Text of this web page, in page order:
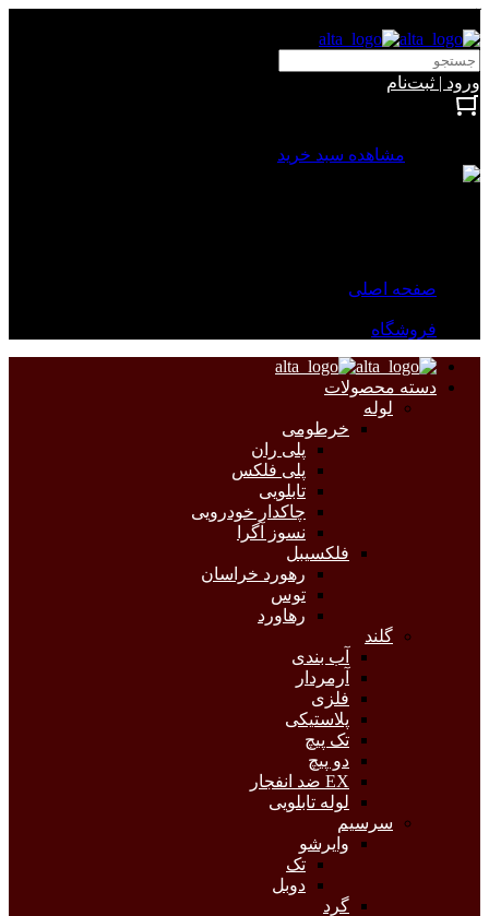
ورود | ثبت‌نام
مشاهده سبد خرید
صفحه اصلی
فروشگاه
دسته محصولات
لوله
خرطومی
پلی ران
پلی فلکس
تابلویی
چاکدار خودرویی
نسوز آگرا
فلکسیبل
رهورد خراسان
توس
رهاورد
گلند
آب بندی
آرمردار
فلزی
پلاستیکی
تک پیچ
دو پیچ
EX ضد انفجار
لوله تابلویی
سرسیم
وایرشو
تک
دوبل
گرد